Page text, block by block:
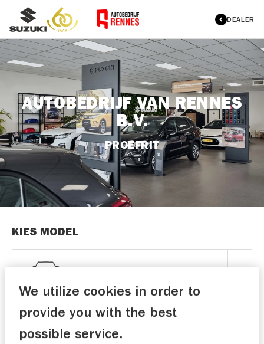
DEALER
AUTOBEDRIJF VAN RENNES
B.V.
PROEFRIT
KIES MODEL
Jouw Suzuki-dealer heeft meestal de beschikking
over de meest uitgebreide uitvoering van het model.
We utilize cookies in order to
provide you with the best
possible service.